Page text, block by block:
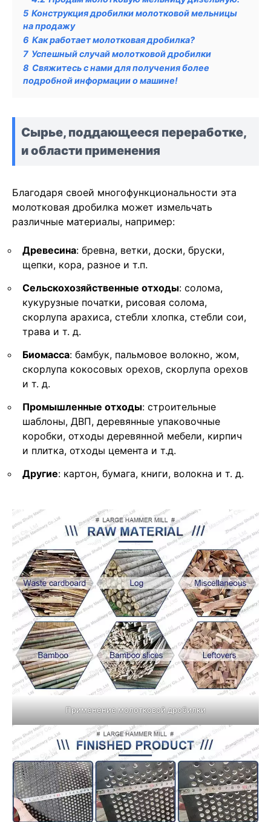
5 Конструкция дробилки молотковой мельницы
на продажу
6 Как работает молотковая дробилка?
7 Успешный случай молотковой дробилки
8 Свяжитесь с нами для получения более
подробной информации о машине!
Сырье, поддающееся переработке,
и области применения
Благодаря своей многофункциональности эта
молотковая дробилка может измельчать
различные материалы, например:
Древесина: бревна, ветки, доски, бруски,
щепки, кора, разное и т.п.
Сельскохозяйственные отходы: солома,
кукурузные початки, рисовая солома,
скорлупа арахиса, стебли хлопка, стебли сои,
трава и т. д.
Биомасса: бамбук, пальмовое волокно, жом,
скорлупа кокосовых орехов, скорлупа орехов
и т. д.
Промышленные отходы: строительные
шаблоны, ДВП, деревянные упаковочные
коробки, отходы деревянной мебели, кирпич
и плитка, отходы цемента и т.д.
Другие: картон, бумага, книги, волокна и т. д.
Применение молотковой дробилки